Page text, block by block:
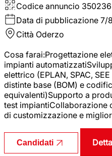
Codice annuncio 350236
Data di pubblicazione 7/
Città Oderzo
Cosa farai:Progettazione
impianti
elettrico (EPLAN, SPAC,
distinte base (BOM) e
equivalenti)Supporto a
test impiantiCollaborazione
di customizzazione e
Candidati